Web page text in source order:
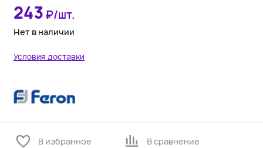
В избранное В сравнение
243₽/шт.
Нет в наличии
Условия доставки